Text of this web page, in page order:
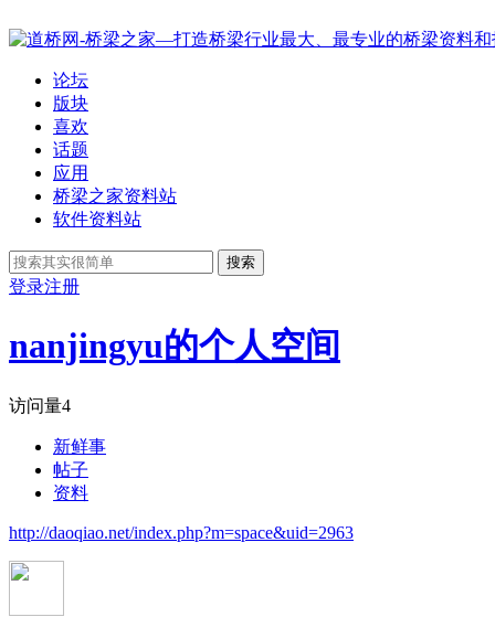
论坛
版块
喜欢
话题
应用
桥梁之家资料站
软件资料站
搜索
登录注册
nanjingyu的个人空间
访问量4
新鲜事
帖子
资料
http://daoqiao.net/index.php?m=space&uid=2963